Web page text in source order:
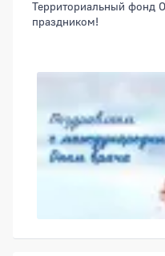
Территориальный фонд
праздником!